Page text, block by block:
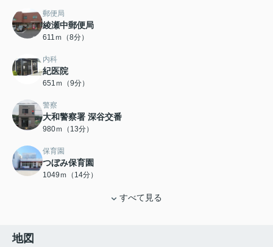
郵便局
綾瀬中郵便局
611ｍ（8分）
内科
紀医院
651ｍ（9分）
警察
大和警察署 深谷交番
980ｍ（13分）
保育園
つぼみ保育園
1049ｍ（14分）
すべて見る
地図